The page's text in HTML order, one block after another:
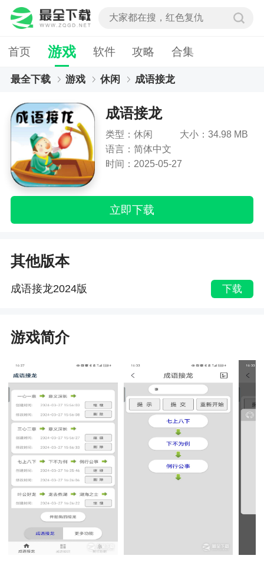
首页 游戏 软件 攻略 合集
最全下载 游戏 休闲 成语接龙
成语接龙
类型：休闲
大小：34.98 MB
语言：简体中文
时间：2025-05-27
立即下载
其他版本
成语接龙2024版 下载
游戏简介